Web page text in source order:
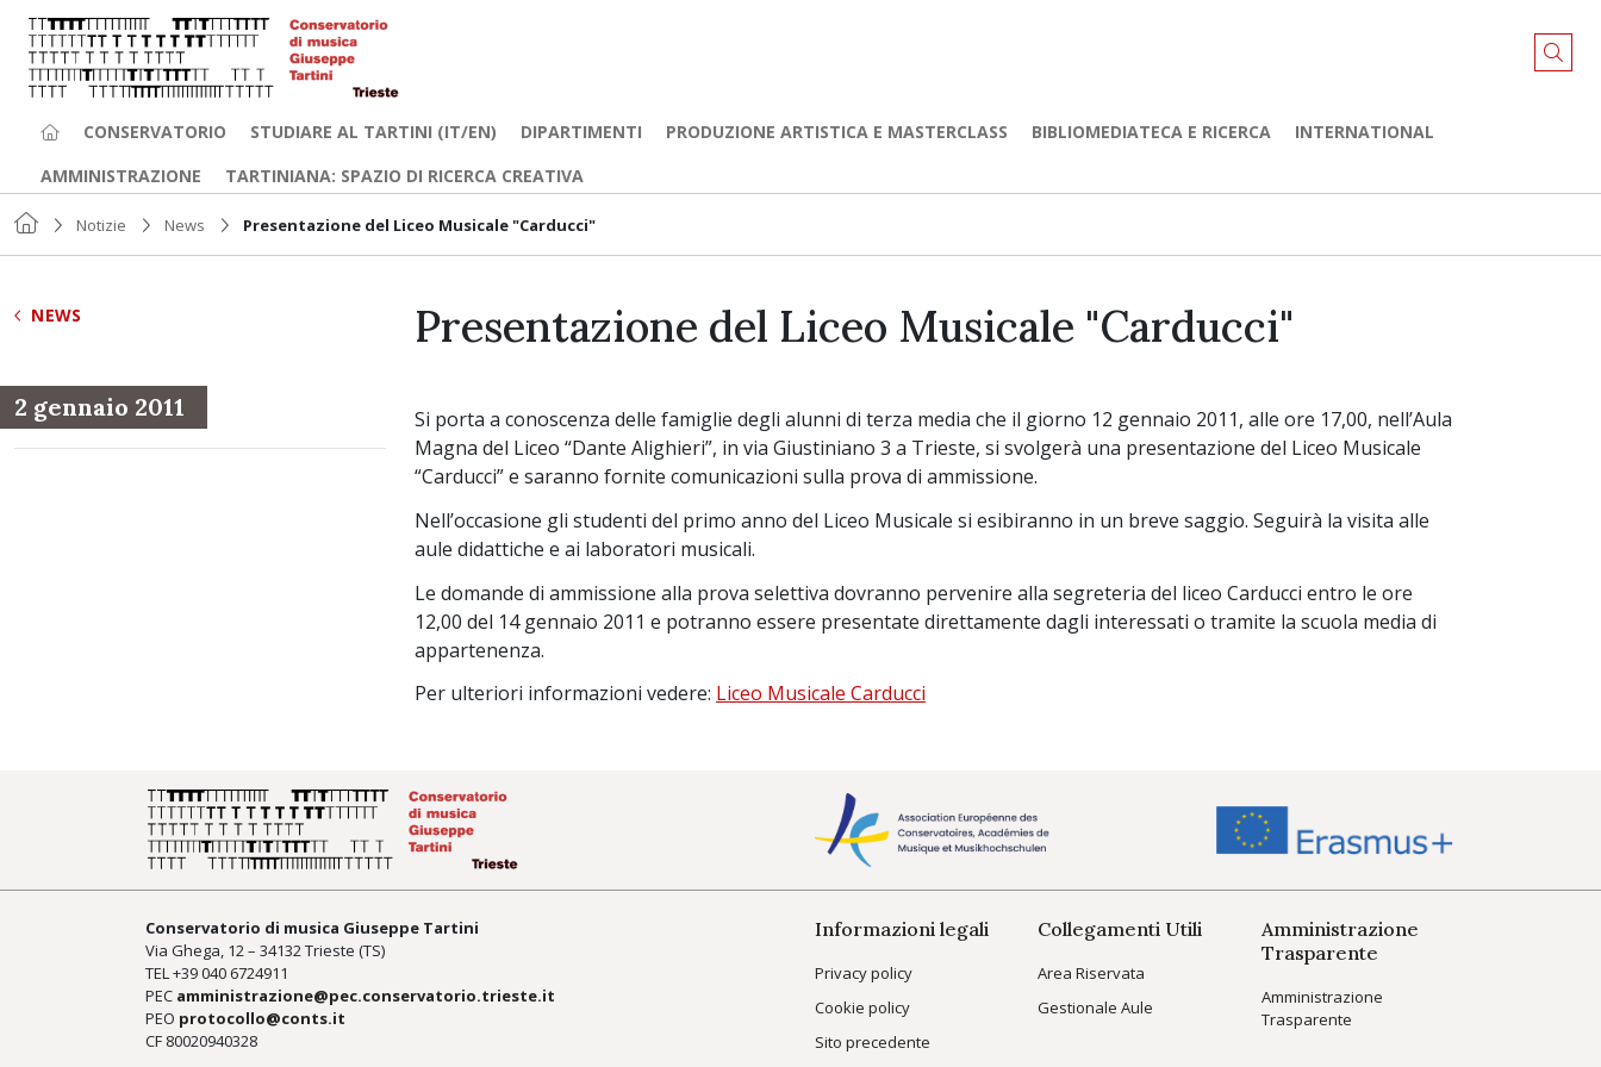
CONSERVATORIO STUDIARE AL TARTINI (IT/EN) DIPARTIMENTI PRODUZIONE ARTISTICA E MASTERCLASS BIBLIOMEDIATECA E RICERCA
INTERNATIONAL
AMMINISTRAZIONE
TARTINIANA: SPAZIO DI RICERCA CREATIVA
Notizie News Presentazione del Liceo Musicale "Carducci"
NEWS
2 gennaio 2011
Presentazione del Liceo Musicale "Carducci"
Si porta a conoscenza delle famiglie degli alunni di terza media che il giorno 12 gennaio 2011, alle ore 17,00, nell’Aula
Magna del Liceo “Dante Alighieri”, in via Giustiniano 3 a Trieste, si svolgerà una presentazione del Liceo Musicale
“Carducci” e saranno fornite comunicazioni sulla prova di ammissione.
Nell’occasione gli studenti del primo anno del Liceo Musicale si esibiranno in un breve saggio. Seguirà la visita alle
aule didattiche e ai laboratori musicali.
Le domande di ammissione alla prova selettiva dovranno pervenire alla segreteria del liceo Carducci entro le ore
12,00 del 14 gennaio 2011 e potranno essere presentate direttamente dagli interessati o tramite la scuola media di
appartenenza.
Per ulteriori informazioni vedere: Liceo Musicale Carducci
Conservatorio di musica Giuseppe Tartini
Via Ghega, 12 – 34132 Trieste (TS)
TEL +39040 6724911
PEC amministrazione@pec.conservatorio.trieste.it
PEO protocollo@conts.it
CF 80020940328
Informazioni legali
Privacy policy
Cookie policy
Sito precedente
Collegamenti Utili
Area Riservata
Gestionale Aule
Amministrazione
Trasparente
Amministrazione
Trasparente